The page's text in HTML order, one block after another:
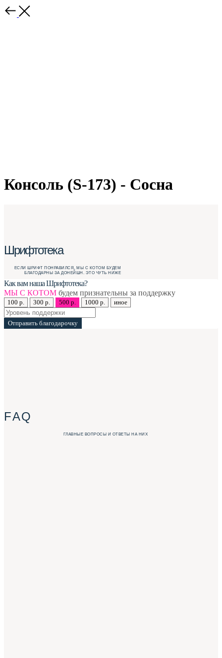
Консоль (S-173) - Сосна
Шрифтотека
ЕСЛИ ШРИФТ ПОНРАВИЛСЯ, МЫ С КОТОМ БУДЕМ
БЛАГОДАРНЫ ЗА ДОНЕЙШН. ЭТО ЧУТЬ НИЖЕ
Как вам наша Шрифтотека?
МЫ С КОТОМ будем признательны за поддержку
100 р. 300 р. 500 р. 1000 р. иное
Отправить благодарочку
F A Q
ГЛАВНЫЕ ВОПРОСЫ И ОТВЕТЫ НА НИХ